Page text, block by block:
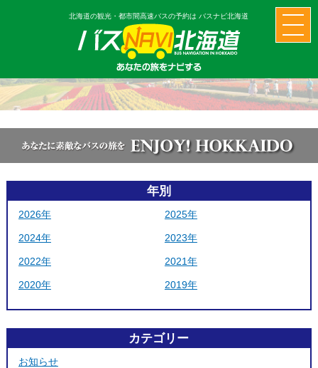
北海道の観光・都市間高速バスの予約は バスナビ北海道
年別
2026年 2025年
2024年 2023年
2022年 2021年
2020年 2019年
カテゴリー
お知らせ